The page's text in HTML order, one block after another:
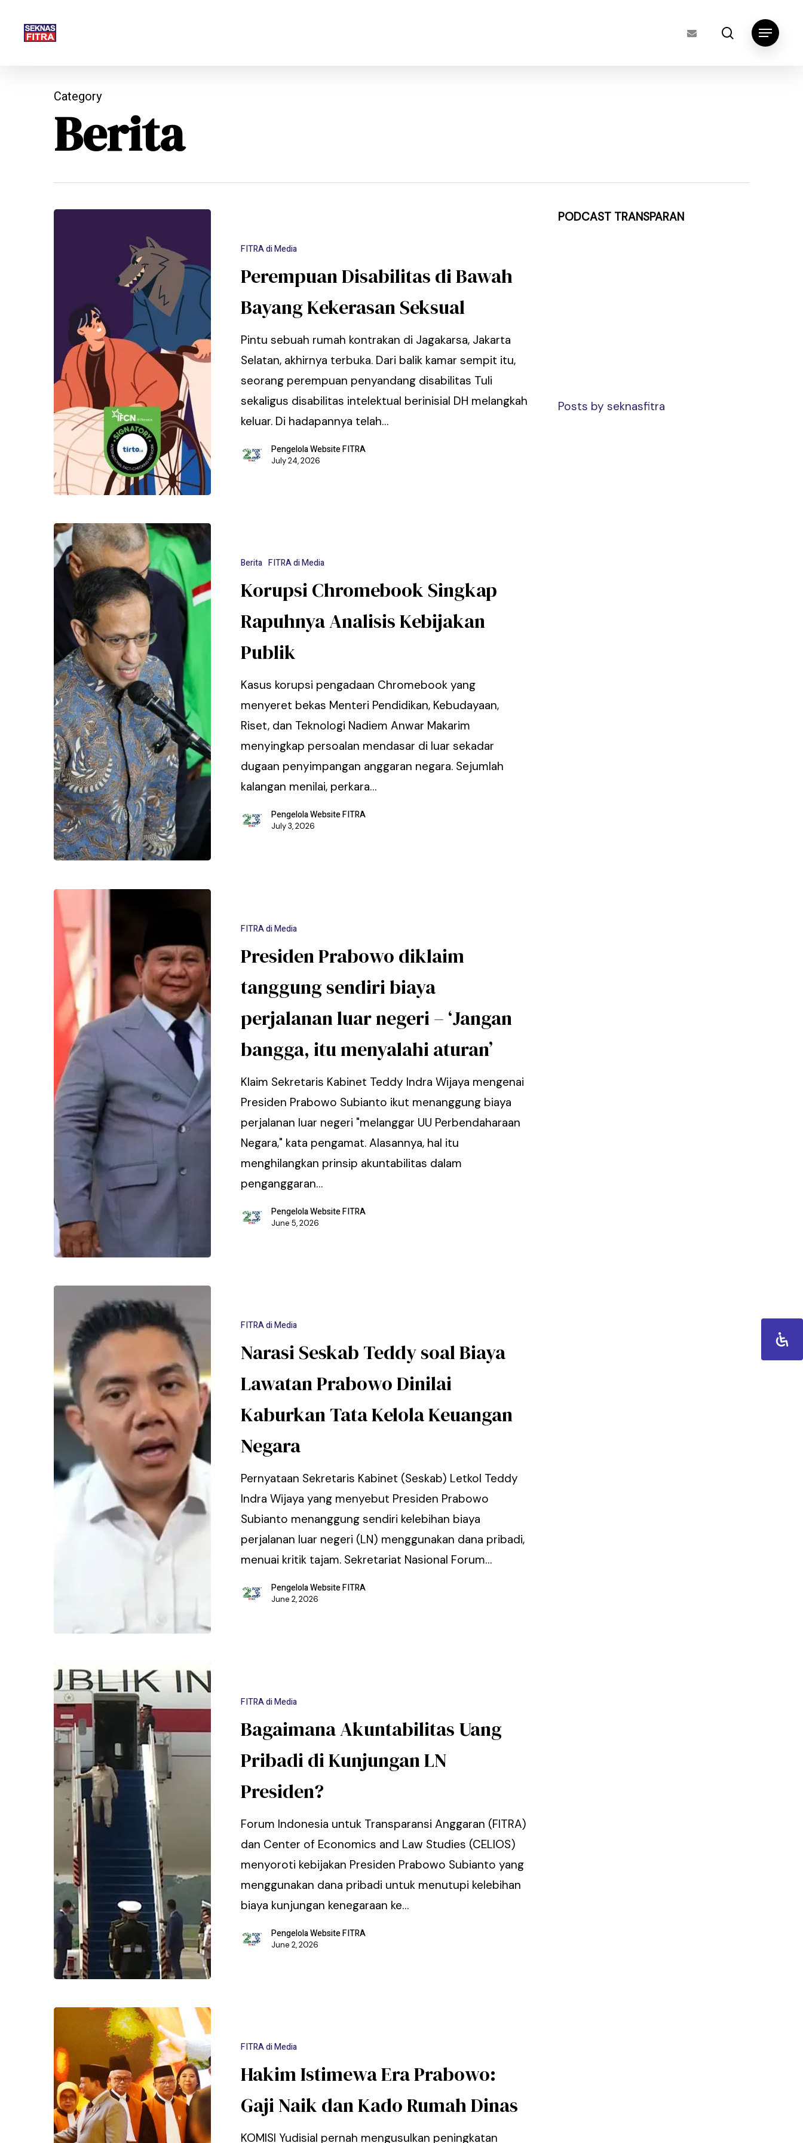
search
Menu
Category
Berita
FITRA di Media
Perempuan Disabilitas di Bawah
Bayang Kekerasan Seksual
Pintu sebuah rumah kontrakan di Jagakarsa, Jakarta
Selatan, akhirnya terbuka. Dari balik kamar sempit itu,
seorang perempuan penyandang disabilitas Tuli
sekaligus disabilitas intelektual berinisial DH melangkah
keluar. Di hadapannya telah…
Pengelola Website FITRA
July 24, 2026
Berita FITRA di Media
Korupsi Chromebook Singkap
Rapuhnya Analisis Kebijakan
Publik
Kasus korupsi pengadaan Chromebook yang
menyeret bekas Menteri Pendidikan, Kebudayaan,
Riset, dan Teknologi Nadiem Anwar Makarim
menyingkap persoalan mendasar di luar sekadar
dugaan penyimpangan anggaran negara. Sejumlah
kalangan menilai, perkara…
Pengelola Website FITRA
July 3, 2026
FITRA di Media
Presiden Prabowo diklaim
tanggung sendiri biaya
perjalanan luar negeri – ‘Jangan
bangga, itu menyalahi aturan’
Klaim Sekretaris Kabinet Teddy Indra Wijaya mengenai
Presiden Prabowo Subianto ikut menanggung biaya
perjalanan luar negeri "melanggar UU Perbendaharaan
Negara," kata pengamat. Alasannya, hal itu
menghilangkan prinsip akuntabilitas dalam
penganggaran…
Pengelola Website FITRA
June 5, 2026
FITRA di Media
Narasi Seskab Teddy soal Biaya
Lawatan Prabowo Dinilai
Kaburkan Tata Kelola Keuangan
Negara
Pernyataan Sekretaris Kabinet (Seskab) Letkol Teddy
Indra Wijaya yang menyebut Presiden Prabowo
Subianto menanggung sendiri kelebihan biaya
perjalanan luar negeri (LN) menggunakan dana pribadi,
menuai kritik tajam. Sekretariat Nasional Forum…
Pengelola Website FITRA
June 2, 2026
FITRA di Media
Bagaimana Akuntabilitas Uang
Pribadi di Kunjungan LN
Presiden?
Forum Indonesia untuk Transparansi Anggaran (FITRA)
dan Center of Economics and Law Studies (CELIOS)
menyoroti kebijakan Presiden Prabowo Subianto yang
menggunakan dana pribadi untuk menutupi kelebihan
biaya kunjungan kenegaraan ke…
Pengelola Website FITRA
June 2, 2026
FITRA di Media
Hakim Istimewa Era Prabowo:
Gaji Naik dan Kado Rumah Dinas
KOMISI Yudisial pernah mengusulkan peningkatan
PODCAST TRANSPARAN
Posts by seknasfitra